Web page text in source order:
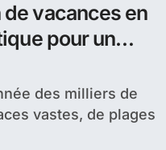
vacances en
pour un
vastes, de plages